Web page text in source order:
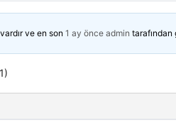
ve en son 1 ay önce admin